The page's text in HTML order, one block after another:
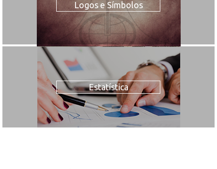
Logos e Símbolos
Estatística